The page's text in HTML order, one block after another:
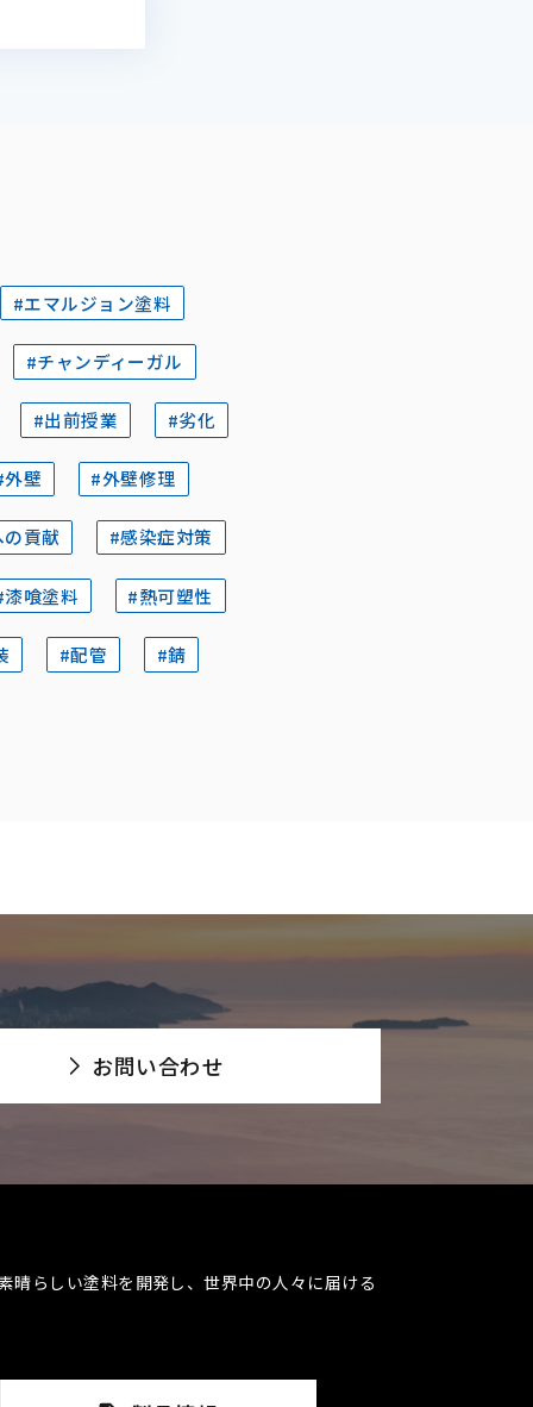
#エマルジョン塗料
#チャンディーガル
#出前授業 #劣化
外壁 #外壁修理
貢献 #感染症対策
漆喰塗料 #熱可塑性
#配管 #錆
お問い合わせ
晴らしい塗料を開発し、世界中の人々に届ける​